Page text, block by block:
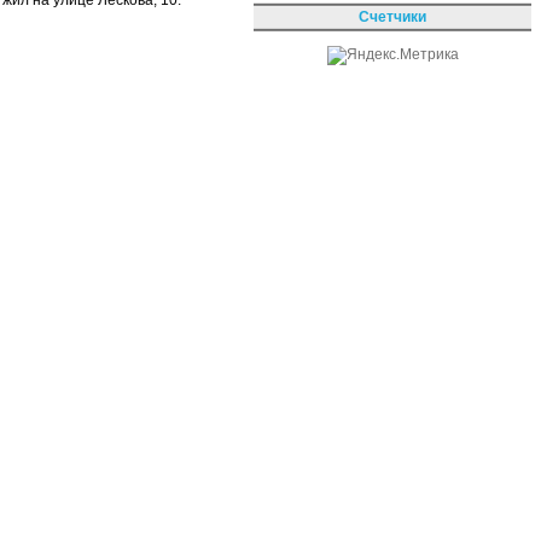
Счетчики